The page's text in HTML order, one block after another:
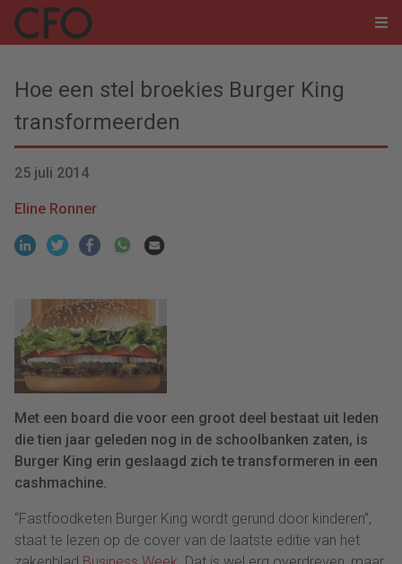
Hoe een stel broekies Burger King
transformeerden
25 juli 2014
Eline Ronner
Met een board die voor een groot deel bestaat uit leden
die tien jaar geleden nog in de schoolbanken zaten, is
Burger King erin geslaagd zich te transformeren in een
cashmachine.
“Fastfoodketen Burger King wordt gerund door kinderen”,
staat te lezen op de cover van de laatste editie van het